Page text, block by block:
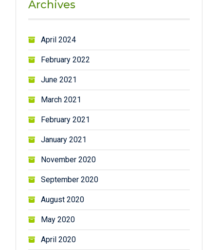
Archives
April 2024
February 2022
June 2021
March 2021
February 2021
January 2021
November 2020
September 2020
August 2020
May 2020
April 2020